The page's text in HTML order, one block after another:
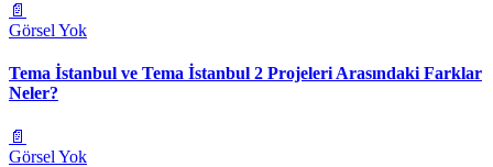
📄
Görsel Yok
Tema İstanbul ve Tema İstanbul 2 Projeleri Arasındaki Farklar
Neler?
📄
Görsel Yok